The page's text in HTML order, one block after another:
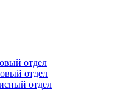
отдел
отдел
отдел